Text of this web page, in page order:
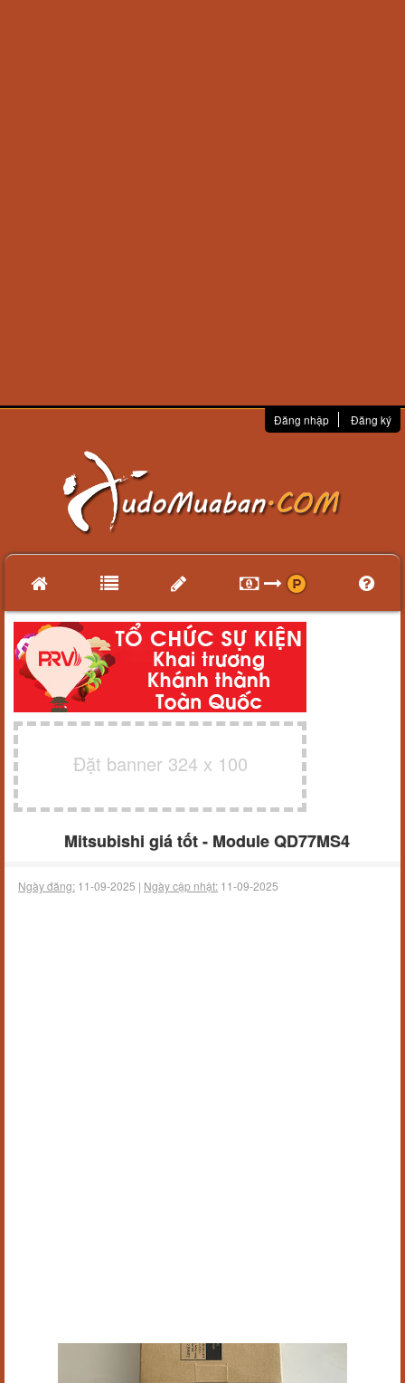
Đăng nhập Đăng ký
Đặt banner 324 x 100
Mitsubishi giá tốt - Module QD77MS4
Ngày đăng: 11-09-2025 | Ngày cập nhật: 11-09-2025